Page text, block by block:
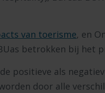
van toerisme, en
betrokken bij het
positieve als
door alle